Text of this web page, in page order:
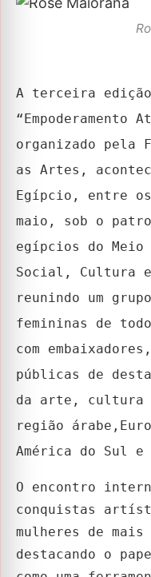
A terceira edição
“Empoderamento
organizado pela
as Artes,
Egípcio, entre
maio, sob o
egípcios do Meio
Social, Cultura e
reunindo um
femininas de
com
públicas de
da arte, cultura
região
América do Sul e
O encontro
conquistas
mulheres de
destacando o